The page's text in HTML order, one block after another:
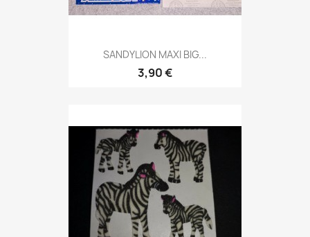
SANDYLION MAXI BIG...
3,90 €